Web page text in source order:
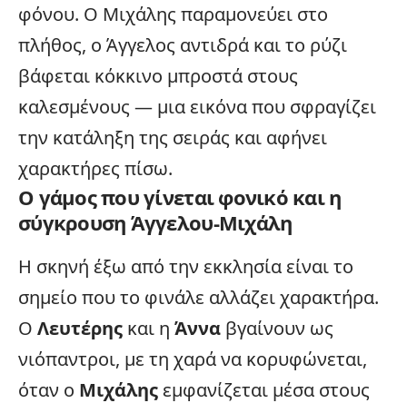
φόνου. Ο Μιχάλης παραμονεύει στο
πλήθος, ο Άγγελος αντιδρά και το ρύζι
βάφεται κόκκινο μπροστά στους
καλεσμένους — μια εικόνα που σφραγίζει
την κατάληξη της σειράς και αφήνει
χαρακτήρες πίσω.
Ο γάμος που γίνεται φονικό και η
σύγκρουση Άγγελου-Μιχάλη
Η σκηνή έξω από την εκκλησία είναι το
σημείο που το φινάλε αλλάζει χαρακτήρα.
Ο Λευτέρης και η Άννα βγαίνουν ως
νιόπαντροι, με τη χαρά να κορυφώνεται,
όταν ο Μιχάλης εμφανίζεται μέσα στους